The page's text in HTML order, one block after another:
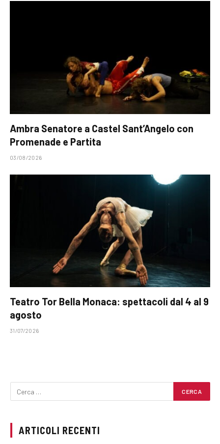
Ambra Senatore a Castel Sant’Angelo con
Promenade e Partita
03/08/2026
Teatro Tor Bella Monaca: spettacoli dal 4 al 9
agosto
31/07/2026
ARTICOLI RECENTI